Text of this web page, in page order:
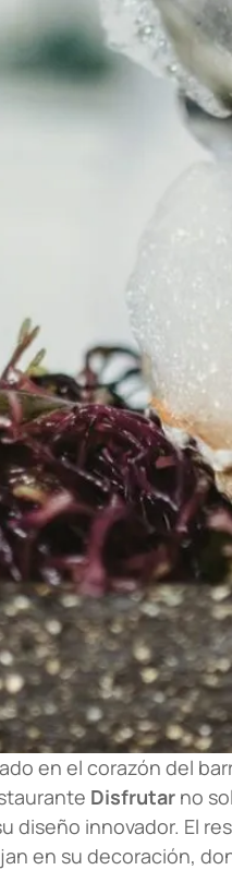
en el corazón del
Disfrutar no
diseño innovador. El
en su decoración,